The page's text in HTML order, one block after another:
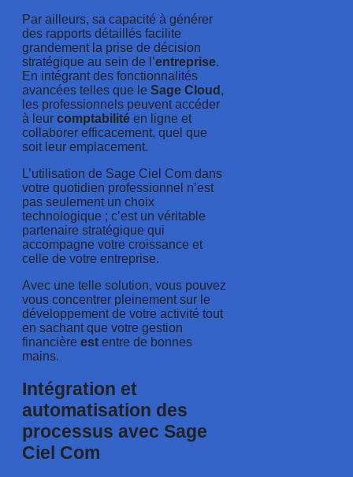
Par ailleurs, sa capacité à générer
des rapports détaillés facilite
grandement la prise de décision
stratégique au sein de l’entreprise.
En intégrant des fonctionnalités
avancées telles que le Sage Cloud ,
les professionnels peuvent accéder
à leur comptabilité en ligne et
collaborer efficacement, quel que
soit leur emplacement.
L’utilisation de Sage Ciel Com dans
votre quotidien professionnel n’est
pas seulement un choix
technologique ; c’est un véritable
partenaire stratégique qui
accompagne votre croissance et
celle de votre entreprise.
Avec une telle solution, vous pouvez
vous concentrer pleinement sur le
développement de votre activité tout
en sachant que votre gestion
financière est entre de bonnes
mains.
Intégration et
automatisation des
processus avec Sage
Ciel Com